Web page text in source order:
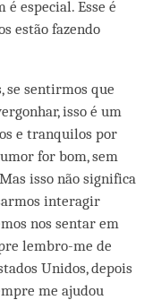
é especial. Esse é
estão fazendo
se sentirmos que
isso é um
e tranquilos por
for bom, sem
isso não significa
interagir
nos sentar em
lembro-me de
Unidos, depois
me ajudou